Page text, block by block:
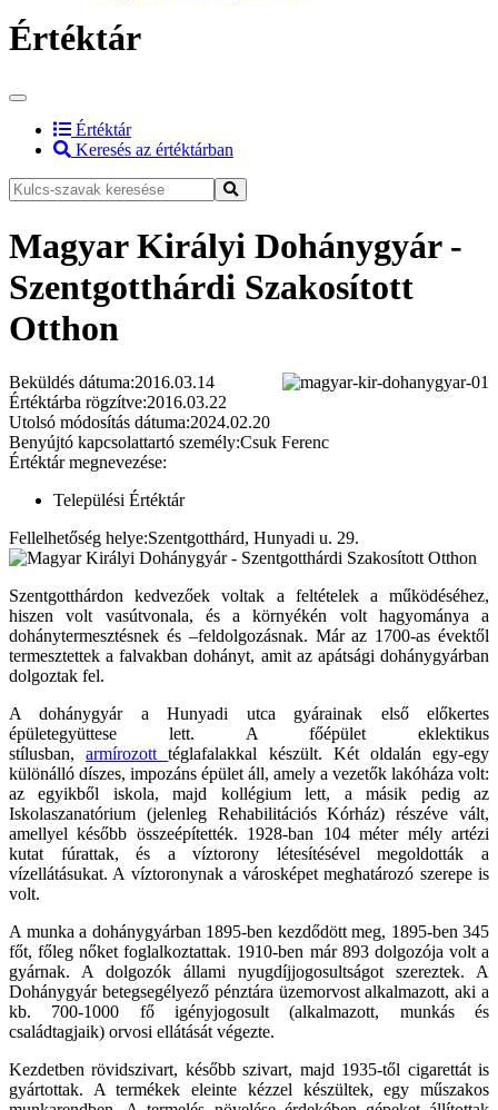
Értéktár
Értéktár
Keresés az értéktárban
Magyar Királyi Dohánygyár -
Szentgotthárdi Szakosított
Otthon
Beküldés dátuma:2016.03.14
Értéktárba rögzítve:2016.03.22
Utolsó módosítás dátuma:2024.02.20
Benyújtó kapcsolattartó személy:Csuk Ferenc
Értéktár megnevezése:
Települési Értéktár
Fellelhetőség helye:Szentgotthárd, Hunyadi u. 29.
Szentgotthárdon kedvezőek voltak a feltételek a működéséhez,
hiszen volt vasútvonala, és a környékén volt hagyománya a
dohánytermesztésnek és –feldolgozásnak. Már az 1700-as évektől
termesztettek a falvakban dohányt, amit az apátsági dohánygyárban
dolgoztak fel.
A dohánygyár a Hunyadi utca gyárainak első előkertes
épületegyüttese lett. A főépület eklektikus
stílusban,armírozotttéglafalakkal készült. Két oldalán egy-egy
különálló díszes, impozáns épület áll, amely a vezetők lakóháza volt:
az egyikből iskola, majd kollégium lett, a másik pedig az
Iskolaszanatórium (jelenleg Rehabilitációs Kórház) részéve vált,
amellyel később összeépítették. 1928-ban 104 méter mély artézi
kutat fúrattak, és a víztorony létesítésével megoldották a
vízellátásukat. A víztoronynak a városképet meghatározó szerepe is
volt.
A munka a dohánygyárban 1895-ben kezdődött meg, 1895-ben 345
főt, főleg nőket foglalkoztattak. 1910-ben már 893 dolgozója volt a
gyárnak. A dolgozók állami nyugdíjjogosultságot szereztek. A
Dohánygyár betegsegélyező pénztára üzemorvost alkalmazott, aki a
kb. 700-1000 fő igényjogosult (alkalmazott, munkás és
családtagjaik) orvosi ellátását végezte.
Kezdetben rövidszivart, később szivart, majd 1935-től cigarettát is
gyártottak. A termékek eleinte kézzel készültek, egy műszakos